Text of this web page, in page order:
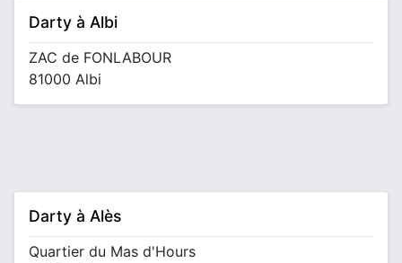
Darty à Albi
ZAC de FONLABOUR
81000 Albi
Darty à Alès
Quartier du Mas d'Hours